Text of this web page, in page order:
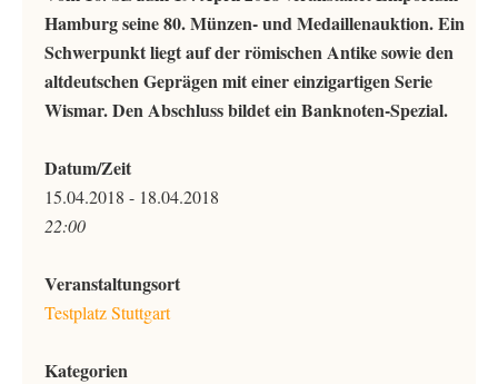
Hamburg seine 80. Münzen- und Medaillenauktion. Ein
Schwerpunkt liegt auf der römischen Antike sowie den
altdeutschen Geprägen mit einer einzigartigen Serie
Wismar. Den Abschluss bildet ein Banknoten-Spezial.
Datum/Zeit
15.04.2018 - 18.04.2018
22:00
Veranstaltungsort
Testplatz Stuttgart
Kategorien